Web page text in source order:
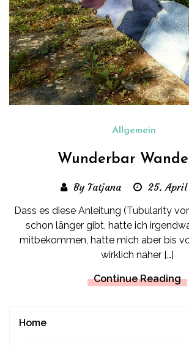
Allgemein
Wunderbar
By Tatjana 25. April
Dass es diese Anleitung (Tubularity
schon länger gibt, hatte ich
mitbekommen, hatte mich aber bis
wirklich näher […]
Continue Reading
Home